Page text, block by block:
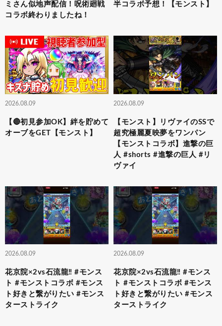
ミさん似地声配信！呪術廻戦
コラボ終わりましたね！
半コラボ予想！【モンスト】
2026.08.09
【🔴初見参加OK】絆を貯めて
オーブをGET【モンスト】
2026.08.09
【モンスト】リヴァイのSSで
超究極麗夏映夢を ワンパン
【モンストコラボ】進撃の巨
人 #shorts #進撃の巨人 #リ
ヴァイ
2026.08.09
花京院×2vs石流龍‼️ #モンス
ト #モンストコラボ #モンス
ト好きと繋がりたい #モンス
ターストライク
2026.08.09
花京院×2vs石流龍‼️ #モンス
ト #モンストコラボ #モンス
ト好きと繋がりたい #モンス
ターストライク